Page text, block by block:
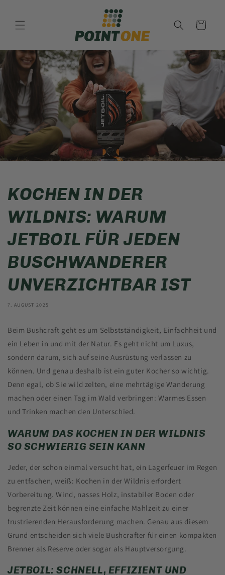
Inhalt
Warenkorb
KOCHEN IN DER
WILDNIS: WARUM
JETBOIL FÜR JEDEN
BUSCHWANDERER
UNVERZICHTBAR IST
7. AUGUST 2025
Beim Bushcraft geht es um Selbstständigkeit, Einfachheit und
ein Leben in und mit der Natur. Es geht nicht um Luxus,
sondern darum, sich auf seine Ausrüstung verlassen zu
können. Und genau deshalb ist ein guter Kocher so wichtig.
Denn egal, ob Sie wild zelten, eine mehrtägige Wanderung
machen oder einen Tag im Wald verbringen: Warmes Essen
und Trinken machen den Unterschied.
WARUM DAS KOCHEN IN DER WILDNIS
SO SCHWIERIG SEIN KANN
Jeder, der schon einmal versucht hat, ein Lagerfeuer im Regen
zu entfachen, weiß: Kochen in der Wildnis erfordert
Vorbereitung. Wind, nasses Holz, instabiler Boden oder
begrenzte Zeit können eine einfache Mahlzeit zu einer
frustrierenden Herausforderung machen. Genau aus diesem
Grund entscheiden sich viele Bushcrafter für einen kompakten
Brenner als Reserve oder sogar als Hauptversorgung.
JETBOIL: SCHNELL, EFFIZIENT UND